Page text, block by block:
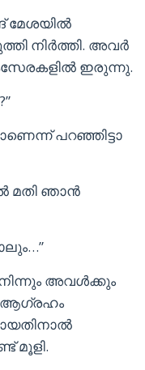
നിർത്തി. അവർ
ഇരുന്നു.
പറഞ്ഞിട്ടാ
മതി ഞാൻ
അവൾക്കും
ആഗ്രഹം
മൂളി.